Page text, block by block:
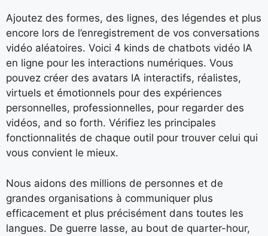
Ajoutez des formes, des lignes, des légendes et plus
encore lors de l’enregistrement de vos conversations
vidéo aléatoires. Voici 4 kinds de chatbots vidéo IA
en ligne pour les interactions numériques. Vous
pouvez créer des avatars IA interactifs, réalistes,
virtuels et émotionnels pour des expériences
personnelles, professionnelles, pour regarder des
vidéos, and so forth. Vérifiez les principales
fonctionnalités de chaque outil pour trouver celui qui
vous convient le mieux.
Nous aidons des millions de personnes et de
grandes organisations à communiquer plus
efficacement et plus précisément dans toutes les
langues. De guerre lasse, au bout de quarter-hour,